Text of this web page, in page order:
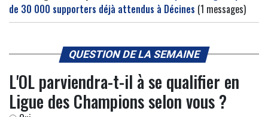
de 30 000 supporters déjà attendus à Décines (1 messages)
QUESTION DE LA SEMAINE
L'OL parviendra-t-il à se qualifier en
Ligue des Champions selon vous ?